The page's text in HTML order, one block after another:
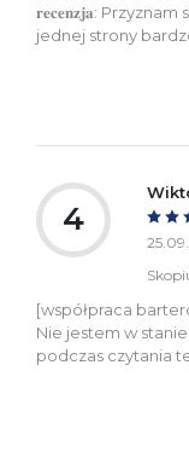
𝐫𝐞𝐜𝐞𝐧𝐳𝐣𝐚:
jednej strony
4
[współpraca
Nie jestem w
podczas czytania